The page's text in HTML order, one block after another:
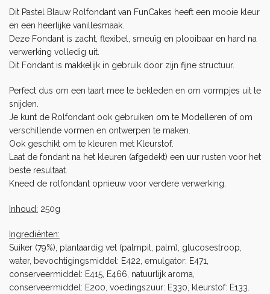
Dit Pastel Blauw Rolfondant van FunCakes heeft een mooie kleur
en een heerlijke vanillesmaak.
Deze Fondant is zacht, flexibel, smeuïg en plooibaar en hard na
verwerking volledig uit.
Dit Fondant is makkelijk in gebruik door zijn fijne structuur.
Perfect dus om een taart mee te bekleden en om vormpjes uit te
snijden.
Je kunt de Rolfondant ook gebruiken om te Modelleren of om
verschillende vormen en ontwerpen te maken.
Ook geschikt om te kleuren met Kleurstof.
Laat de fondant na het kleuren (afgedekt) een uur rusten voor het
beste resultaat.
Kneed de rolfondant opnieuw voor verdere verwerking.
Inhoud: 250g
Ingrediënten:
Suiker (79%), plantaardig vet (palmpit, palm), glucosestroop,
water, bevochtigingsmiddel: E422, emulgator: E471,
conserveermiddel: E415, E466, natuurlijk aroma,
conserveermiddel: E200, voedingszuur: E330, kleurstof: E133.